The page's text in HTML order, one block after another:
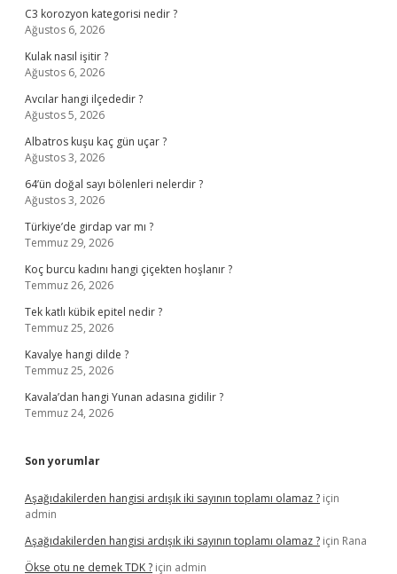
C3 korozyon kategorisi nedir ?
Ağustos 6, 2026
Kulak nasıl işitir ?
Ağustos 6, 2026
Avcılar hangi ilçededir ?
Ağustos 5, 2026
Albatros kuşu kaç gün uçar ?
Ağustos 3, 2026
64’ün doğal sayı bölenleri nelerdir ?
Ağustos 3, 2026
Türkiye’de girdap var mı ?
Temmuz 29, 2026
Koç burcu kadını hangi çiçekten hoşlanır ?
Temmuz 26, 2026
Tek katlı kübik epitel nedir ?
Temmuz 25, 2026
Kavalye hangi dilde ?
Temmuz 25, 2026
Kavala’dan hangi Yunan adasına gidilir ?
Temmuz 24, 2026
Son yorumlar
Aşağıdakilerden hangisi ardışık iki sayının toplamı olamaz ? için
admin
Aşağıdakilerden hangisi ardışık iki sayının toplamı olamaz ? için Rana
Ökse otu ne demek TDK ? için admin